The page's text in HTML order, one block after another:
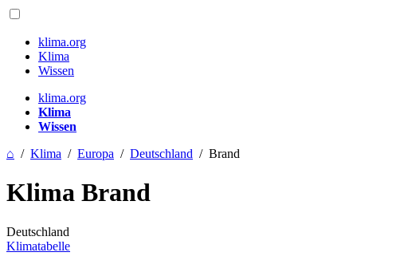
klima.org
Klima
Wissen
klima.org
Klima
Wissen
⌂ / Klima / Europa / Deutschland / Brand
Klima Brand
Deutschland
Klimatabelle